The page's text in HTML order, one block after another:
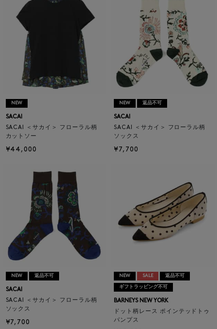
NEW
SACAI
SACAI ＜サカイ＞ フローラル柄
カットソー
¥44,000
NEW 返品不可
SACAI
SACAI ＜サカイ＞ フローラル柄
ソックス
¥7,700
NEW 返品不可
SACAI
SACAI ＜サカイ＞ フローラル柄
ソックス
¥7,700
NEW SALE 返品不可
ギフトラッピング不可
BARNEYS NEW YORK
ドット柄レース ポインテッドトゥ
パンプス